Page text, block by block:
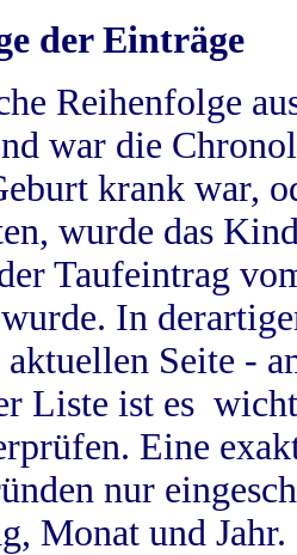
der Einträge
Reihenfolge
war die
krank war,
wurde das
Taufeintrag
In
Seite -
Liste ist es
Eine
nur
Monat und Jahr.